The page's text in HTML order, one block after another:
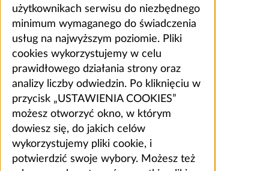
użytkownikach serwisu do niezbędnego
minimum wymaganego do świadczenia
usług na najwyższym poziomie. Pliki
cookies wykorzystujemy w celu
prawidłowego działania strony oraz
analizy liczby odwiedzin. Po kliknięciu w
przycisk „USTAWIENIA COOKIES”
możesz otworzyć okno, w którym
dowiesz się, do jakich celów
wykorzystujemy pliki cookie, i
potwierdzić swoje wybory. Możesz też